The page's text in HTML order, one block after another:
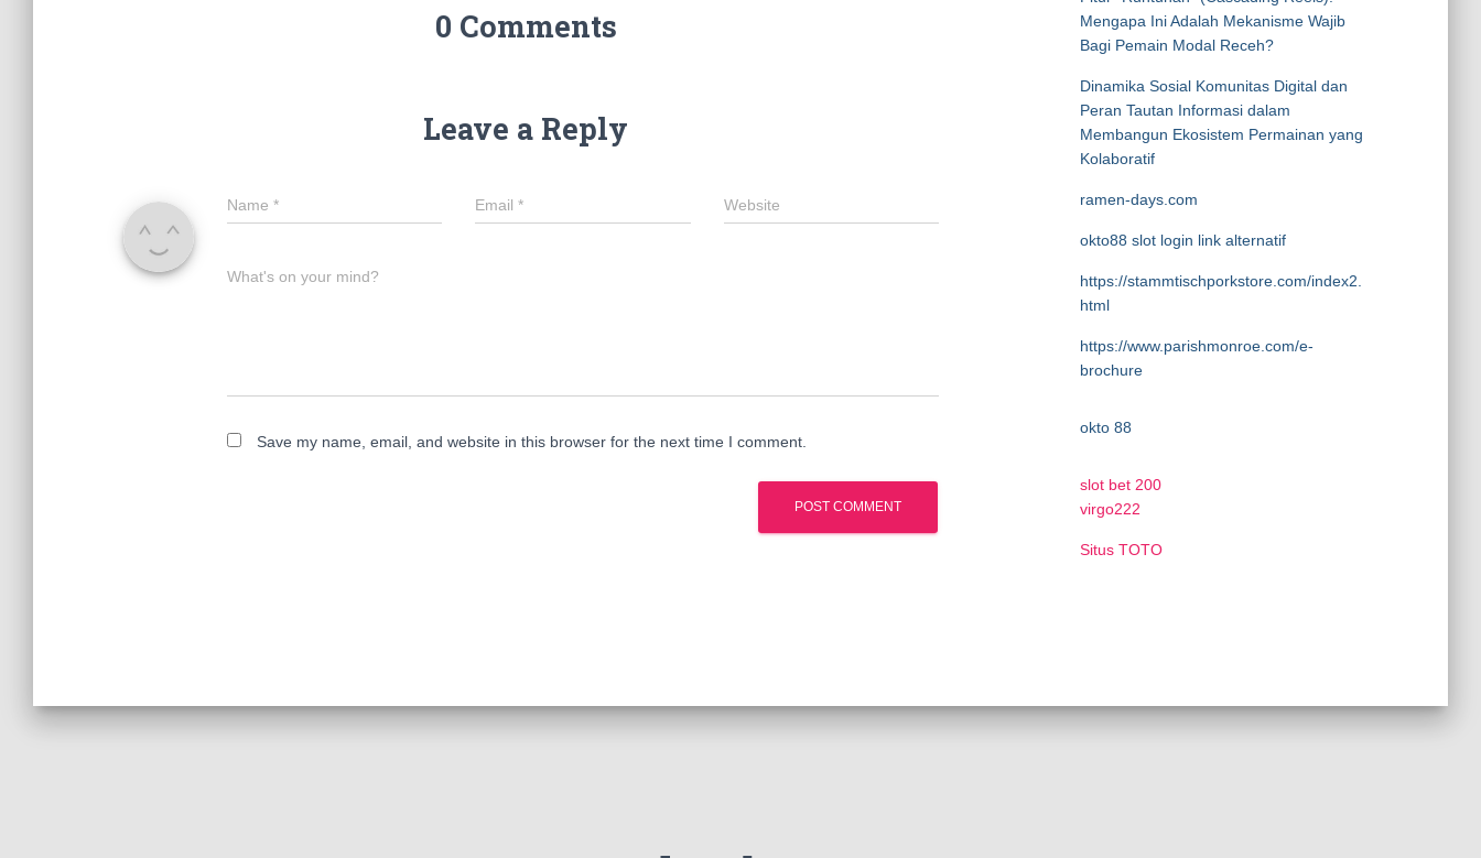
0 Comments
Leave a Reply
Name * Email* Website
What's on your mind?
Save my name, email, and website in this browser for the next time I comment.
Mengapa Ini Adalah Mekanisme Wajib
Bagi Pemain Modal Receh?
Dinamika Sosial Komunitas Digital dan
Peran Tautan Informasi dalam
Membangun Ekosistem Permainan yang
Kolaboratif
ramen-days.com
okto88 slot login link alternatif
https://stammtischporkstore.com/index2.
html
https://www.parishmonroe.com/e-
brochure
okto 88
slot bet 200
virgo222
Situs TOTO